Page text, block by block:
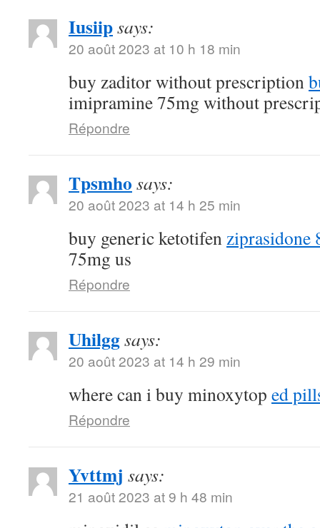
Iusiipsays:
20 août 2023 at 10 h 18 min
buy zaditor without prescription
imipramine 75mg without
Répondre
Tpsmho says:
20 août 2023 at 14 h 25 min
buy generic ketotifenziprasidone
75mg us
Répondre
Uhilggsays:
20 août 2023 at 14 h 29 min
where can i buy minoxytop ed
Répondre
Yvttmj says:
21 août 2023 at 9 h 48 min